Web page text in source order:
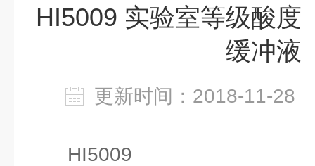
HI5009 实验室等级酸度
缓冲液
更新时间：2018-11-
HI5009